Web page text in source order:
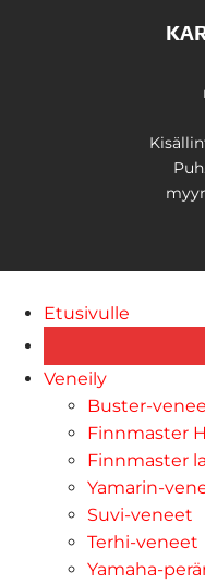
Etusivulle
Veneily
Buster-
Finnmaster
Finnmaster
Yamarin-
Suvi-veneet
Terhi-veneet
Yamaha-